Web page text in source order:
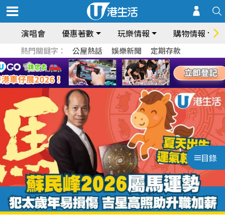
演唱會 優惠著數 玩樂情報 購物情報
熱門關鍵字： 公屋熱話 娛樂新聞 定期存款
目錄